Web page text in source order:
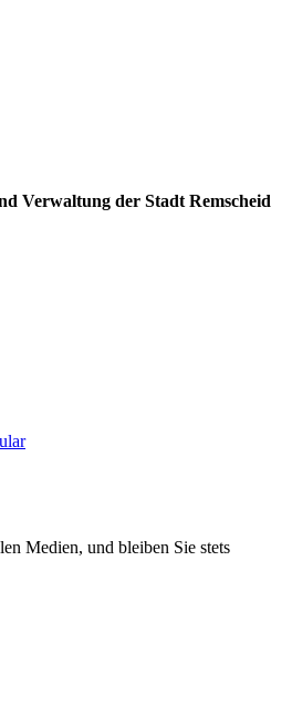
Verwaltung der Stadt Remscheid
Medien, und bleiben Sie stets